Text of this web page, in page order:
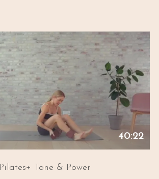
40:22
Pilates+ Tone & Power